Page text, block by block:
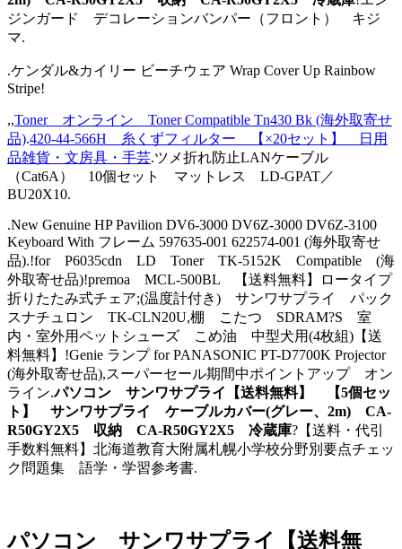
ジンガード デコレーションバンパー（フロント） キジ
マ.
.ケンダル&カイリー ビーチウェア Wrap Cover Up Rainbow
Stripe!
,,Toner オンライン Toner Compatible Tn430 Bk (海外取寄せ
品).420-44-566H 糸くずフィルター 【×20セット】 日用
品雑貨・文房具・手芸.ツメ折れ防止LANケーブル
（Cat6A） 10個セット マットレス LD-GPAT／
BU20X10.
.New Genuine HP Pavilion DV6-3000 DV6Z-3000 DV6Z-3100
Keyboard With フレーム 597635-001 622574-001 (海外取寄せ
品).!for P6035cdn LD Toner TK-5152K Compatible (海
外取寄せ品)!premoa MCL-500BL 【送料無料】ロータイプ
折りたたみ式チェア;(温度計付き) サンワサプライ パック
スナチュロン TK-CLN20U,棚 こたつ SDRAM?S 室
内・室外用ペットシューズ こめ油 中型犬用(4枚組)【送
料無料】!Genie ランプ for PANASONIC PT-D7700K Projector
(海外取寄せ品),スーパーセール期間中ポイントアップ オン
ライン.パソコン サンワサプライ【送料無料】 【5個セッ
ト】 サンワサプライ ケーブルカバー(グレー、2m) CA-
R50GY2X5 収納 CA-R50GY2X5 冷蔵庫?【送料・代引
手数料無料】北海道教育大附属札幌小学校分野別要点チェッ
ク問題集 語学・学習参考書.
パソコン サンワサプライ【送料無